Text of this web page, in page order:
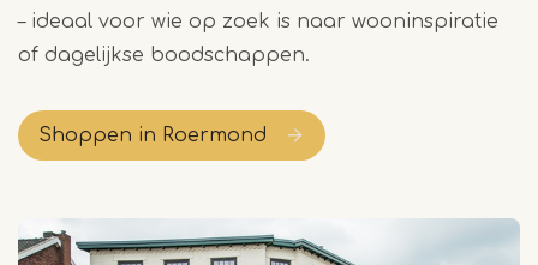
– ideaal voor wie op zoek is naar wooninspiratie
of dagelijkse boodschappen.
Shoppen in Roermond